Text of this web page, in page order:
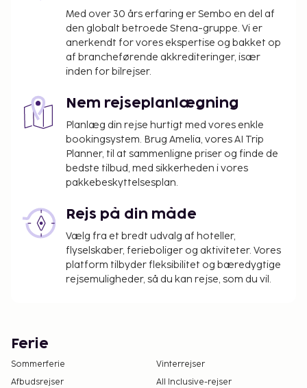
Med over 30 års erfaring er Sembo en del af
den globalt betroede Stena-gruppe. Vi er
anerkendt for vores ekspertise og bakket op
af brancheførende akkrediteringer, især
inden for bilrejser.
Nem rejseplanlægning
Planlæg din rejse hurtigt med vores enkle
bookingsystem. Brug Amelia, vores AI Trip
Planner, til at sammenligne priser og finde de
bedste tilbud, med sikkerheden i vores
pakkebeskyttelsesplan.
Rejs på din måde
Vælg fra et bredt udvalg af hoteller,
flyselskaber, ferieboliger og aktiviteter. Vores
platform tilbyder fleksibilitet og bæredygtige
rejsemuligheder, så du kan rejse, som du vil.
Ferie
Sommerferie
Vinterrejser
Afbudsrejser
All Inclusive-rejser